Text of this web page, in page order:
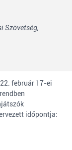
Szövetség,
február 17-ei
időpontja: